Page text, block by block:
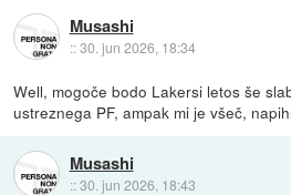
Musashi
::30. jun 2026, 18:34
Well, mogoče bodo Lakersi letos še
ustreznega PF, ampak mi je všeč,
Musashi
::30. jun 2026, 18:43